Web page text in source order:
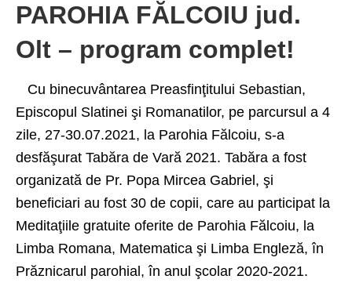
PAROHIA FĂLCOIU jud.
Olt – program complet!
Cu binecuvântarea Preasfinţitului Sebastian,
Episcopul Slatinei şi Romanatilor, pe parcursul a 4
zile, 27-30.07.2021, la Parohia Fălcoiu, s-a
desfăşurat Tabăra de Vară 2021. Tabăra a fost
organizată de Pr. Popa Mircea Gabriel, şi
beneficiari au fost 30 de copii, care au participat la
Meditaţiile gratuite oferite de Parohia Fălcoiu, la
Limba Romana, Matematica şi Limba Engleză, în
Prăznicarul parohial, în anul şcolar 2020-2021.